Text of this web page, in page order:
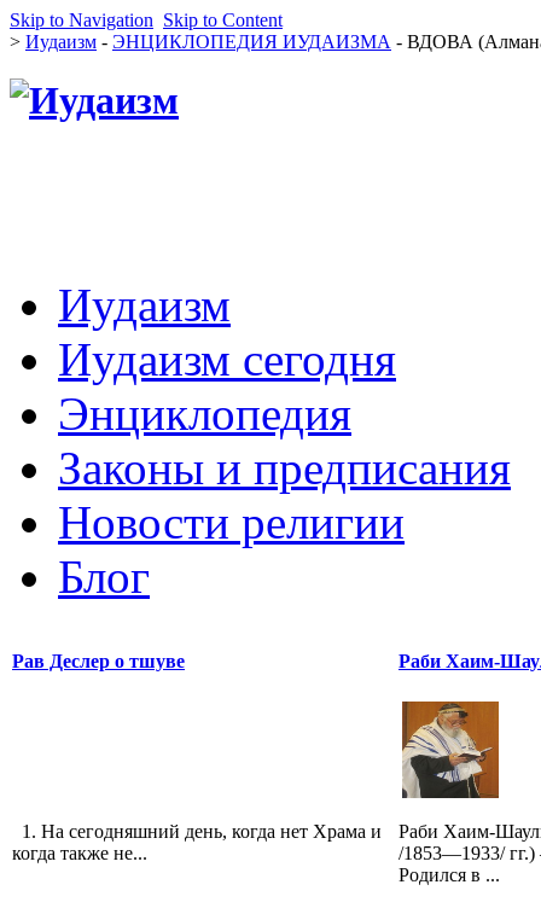
Skip to Navigation Skip to Content
> Иудаизм - ЭНЦИКЛОПЕДИЯ ИУДАИЗМА - ВДОВА
Иудаизм
Иудаизм сегодня
Энциклопедия
Законы и предписания
Новости религии
Блог
Рав Деслер о тшуве
1. На сегодняшний день, когда нет Храма и
когда также не...
Раби Хаим-
Раби Хаим-
/1853—1933/
Родился в ...